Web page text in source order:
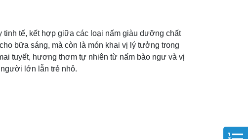
tế, kết hợp giữa các loại nấm giàu dưỡng chất
bữa sáng, mà còn là món khai vị lý tưởng trong
tuyết, hương thơm tự nhiên từ nấm bào ngư và vị
lớn lẫn trẻ nhỏ.